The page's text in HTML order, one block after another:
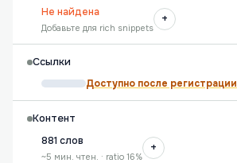
Не найдена
Добавьте для rich snippets
+
Ссылки
Доступно после регистрации
Контент
881 слов
~5 мин. чтен. · ratio 16%
+